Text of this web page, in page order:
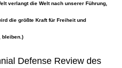
verlangt die Welt nach unserer Führung,
die größte Kraft für Freiheit und
bleiben.)
Defense Review des